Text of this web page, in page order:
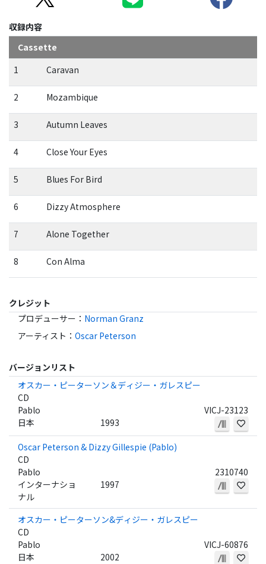
収録内容
Cassette
1
Caravan
2 Mozambique
3 Autumn Leaves
4 Close Your Eyes
5 Blues For Bird
6 Dizzy Atmosphere
7 Alone Together
8 Con Alma
クレジット
プロデューサー ： Norman Granz
アーティスト ： Oscar Peterson
バージョンリスト
オスカー・ピーターソン＆ディジー・ガレスピー
CD
Pablo
VICJ-23123
日本
1993
Oscar Peterson & Dizzy Gillespie (Pablo)
CD
Pablo
2310740
インターナショ
ナル
1997
オスカー・ピーターソン&ディジー・ガレスピー
CD
Pablo
VICJ-60876
日本
2002